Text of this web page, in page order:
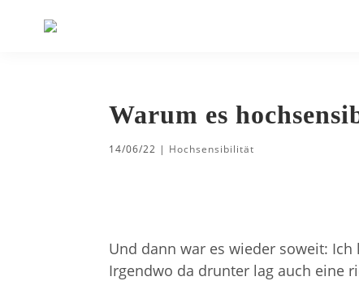
Warum es
14/06/22 | Hochsensibilität
Und dann war es wieder soweit:
Irgendwo da drunter lag auch eine